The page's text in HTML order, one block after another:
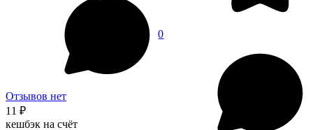
Отзывов нет
11 ₽
кешбэк на счёт
0